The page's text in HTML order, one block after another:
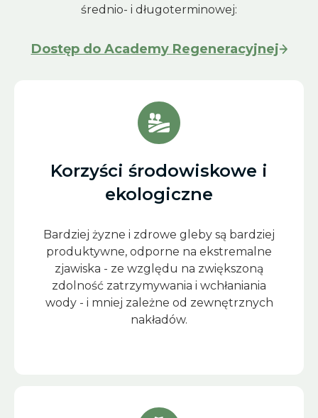
średnio- i długoterminowej:
Dostęp do Academy Regeneracyjnej
Korzyści środowiskowe i
ekologiczne
Bardziej żyzne i zdrowe gleby są bardziej
produktywne, odporne na ekstremalne
zjawiska - ze względu na zwiększoną
zdolność zatrzymywania i wchłaniania
wody - i mniej zależne od zewnętrznych
nakładów.